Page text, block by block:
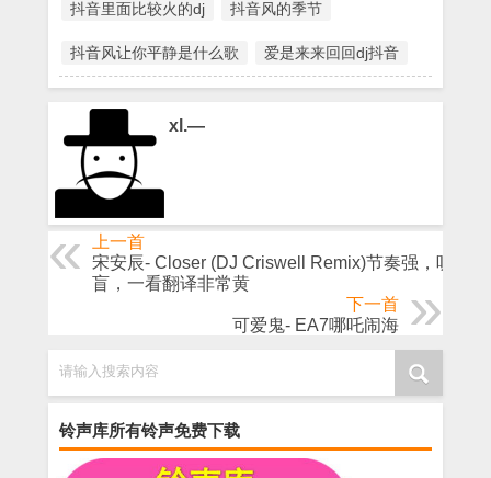
抖音里面比较火的dj 抖音风的季节
抖音风让你平静是什么歌 爱是来来回回dj抖音
xl.—
上一首
宋安辰- Closer (DJ Criswell Remix)节奏强，听得
盲，一看翻译非常黄
下一首
可爱鬼- EA7哪吒闹海
请输入搜索内容
铃声库所有铃声免费下载